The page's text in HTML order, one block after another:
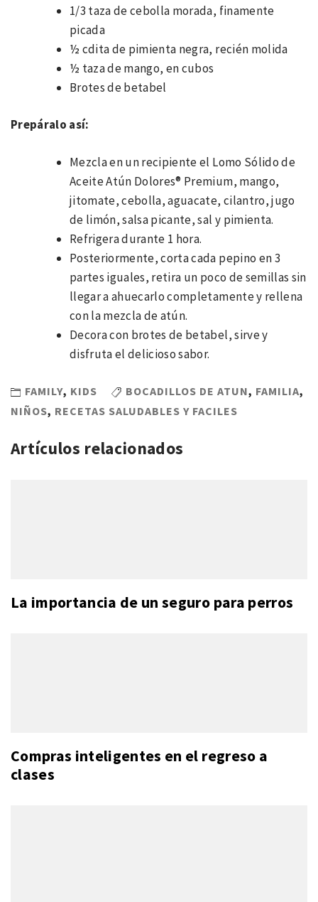
1/3 taza de cebolla morada, finamente
picada
½ cdita de pimienta negra, recién molida
½ taza de mango, en cubos
Brotes de betabel
Prepáralo así:
Mezcla en un recipiente el Lomo Sólido de
Aceite Atún Dolores® Premium, mango,
jitomate, cebolla, aguacate, cilantro, jugo
de limón, salsa picante, sal y pimienta.
Refrigera durante 1 hora.
Posteriormente, corta cada pepino en 3
partes iguales, retira un poco de semillas sin
llegar a ahuecarlo completamente y rellena
con la mezcla de atún.
Decora con brotes de betabel, sirve y
disfruta el delicioso sabor.
FAMILY, KIDS BOCADILLOS DE ATUN, FAMILIA,
NIÑOS, RECETAS SALUDABLES Y FACILES
Artículos relacionados
La importancia de un seguro para perros
Compras inteligentes en el regreso a
clases